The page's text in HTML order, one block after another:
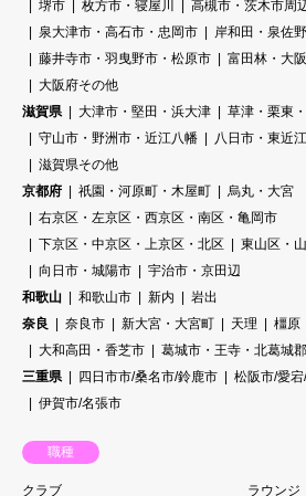
堺市
枚方市・寝屋川
高槻市・茨木市周
泉大津市・高石市・忠岡市
岸和田・泉佐
藤井寺市・羽曳野市・松原市
富田林・大
大阪府その他
滋賀県
大津市・堅田・浜大津
草津・栗東
守山市・野洲市・近江八幡
八日市・東近江
滋賀県その他
京都府
祇園・河原町・木屋町
烏丸・大宮
右京区・左京区・西京区・南区・亀岡市
下京区・中京区・上京区・北区
東山区・
向日市・城陽市
宇治市・京田辺
和歌山
和歌山市 新内
岩出
奈良
奈良市 新大宮・大宮町 天理
橿原
大和高田・香芝市
葛城市・王寺・北葛城郡
三重県
四日市市/桑名市/鈴鹿市
松阪市/愛
伊賀市/名張市
職種
クラブ ラウンジ